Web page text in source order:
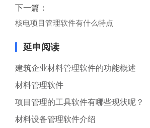
下一篇：
核电项目管理软件有什么特点
延申阅读
建筑企业材料管理软件的功能概述
材料管理软件
项目管理的工具软件有哪些现状呢？
材料设备管理软件介绍